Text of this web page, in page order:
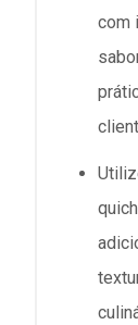
com